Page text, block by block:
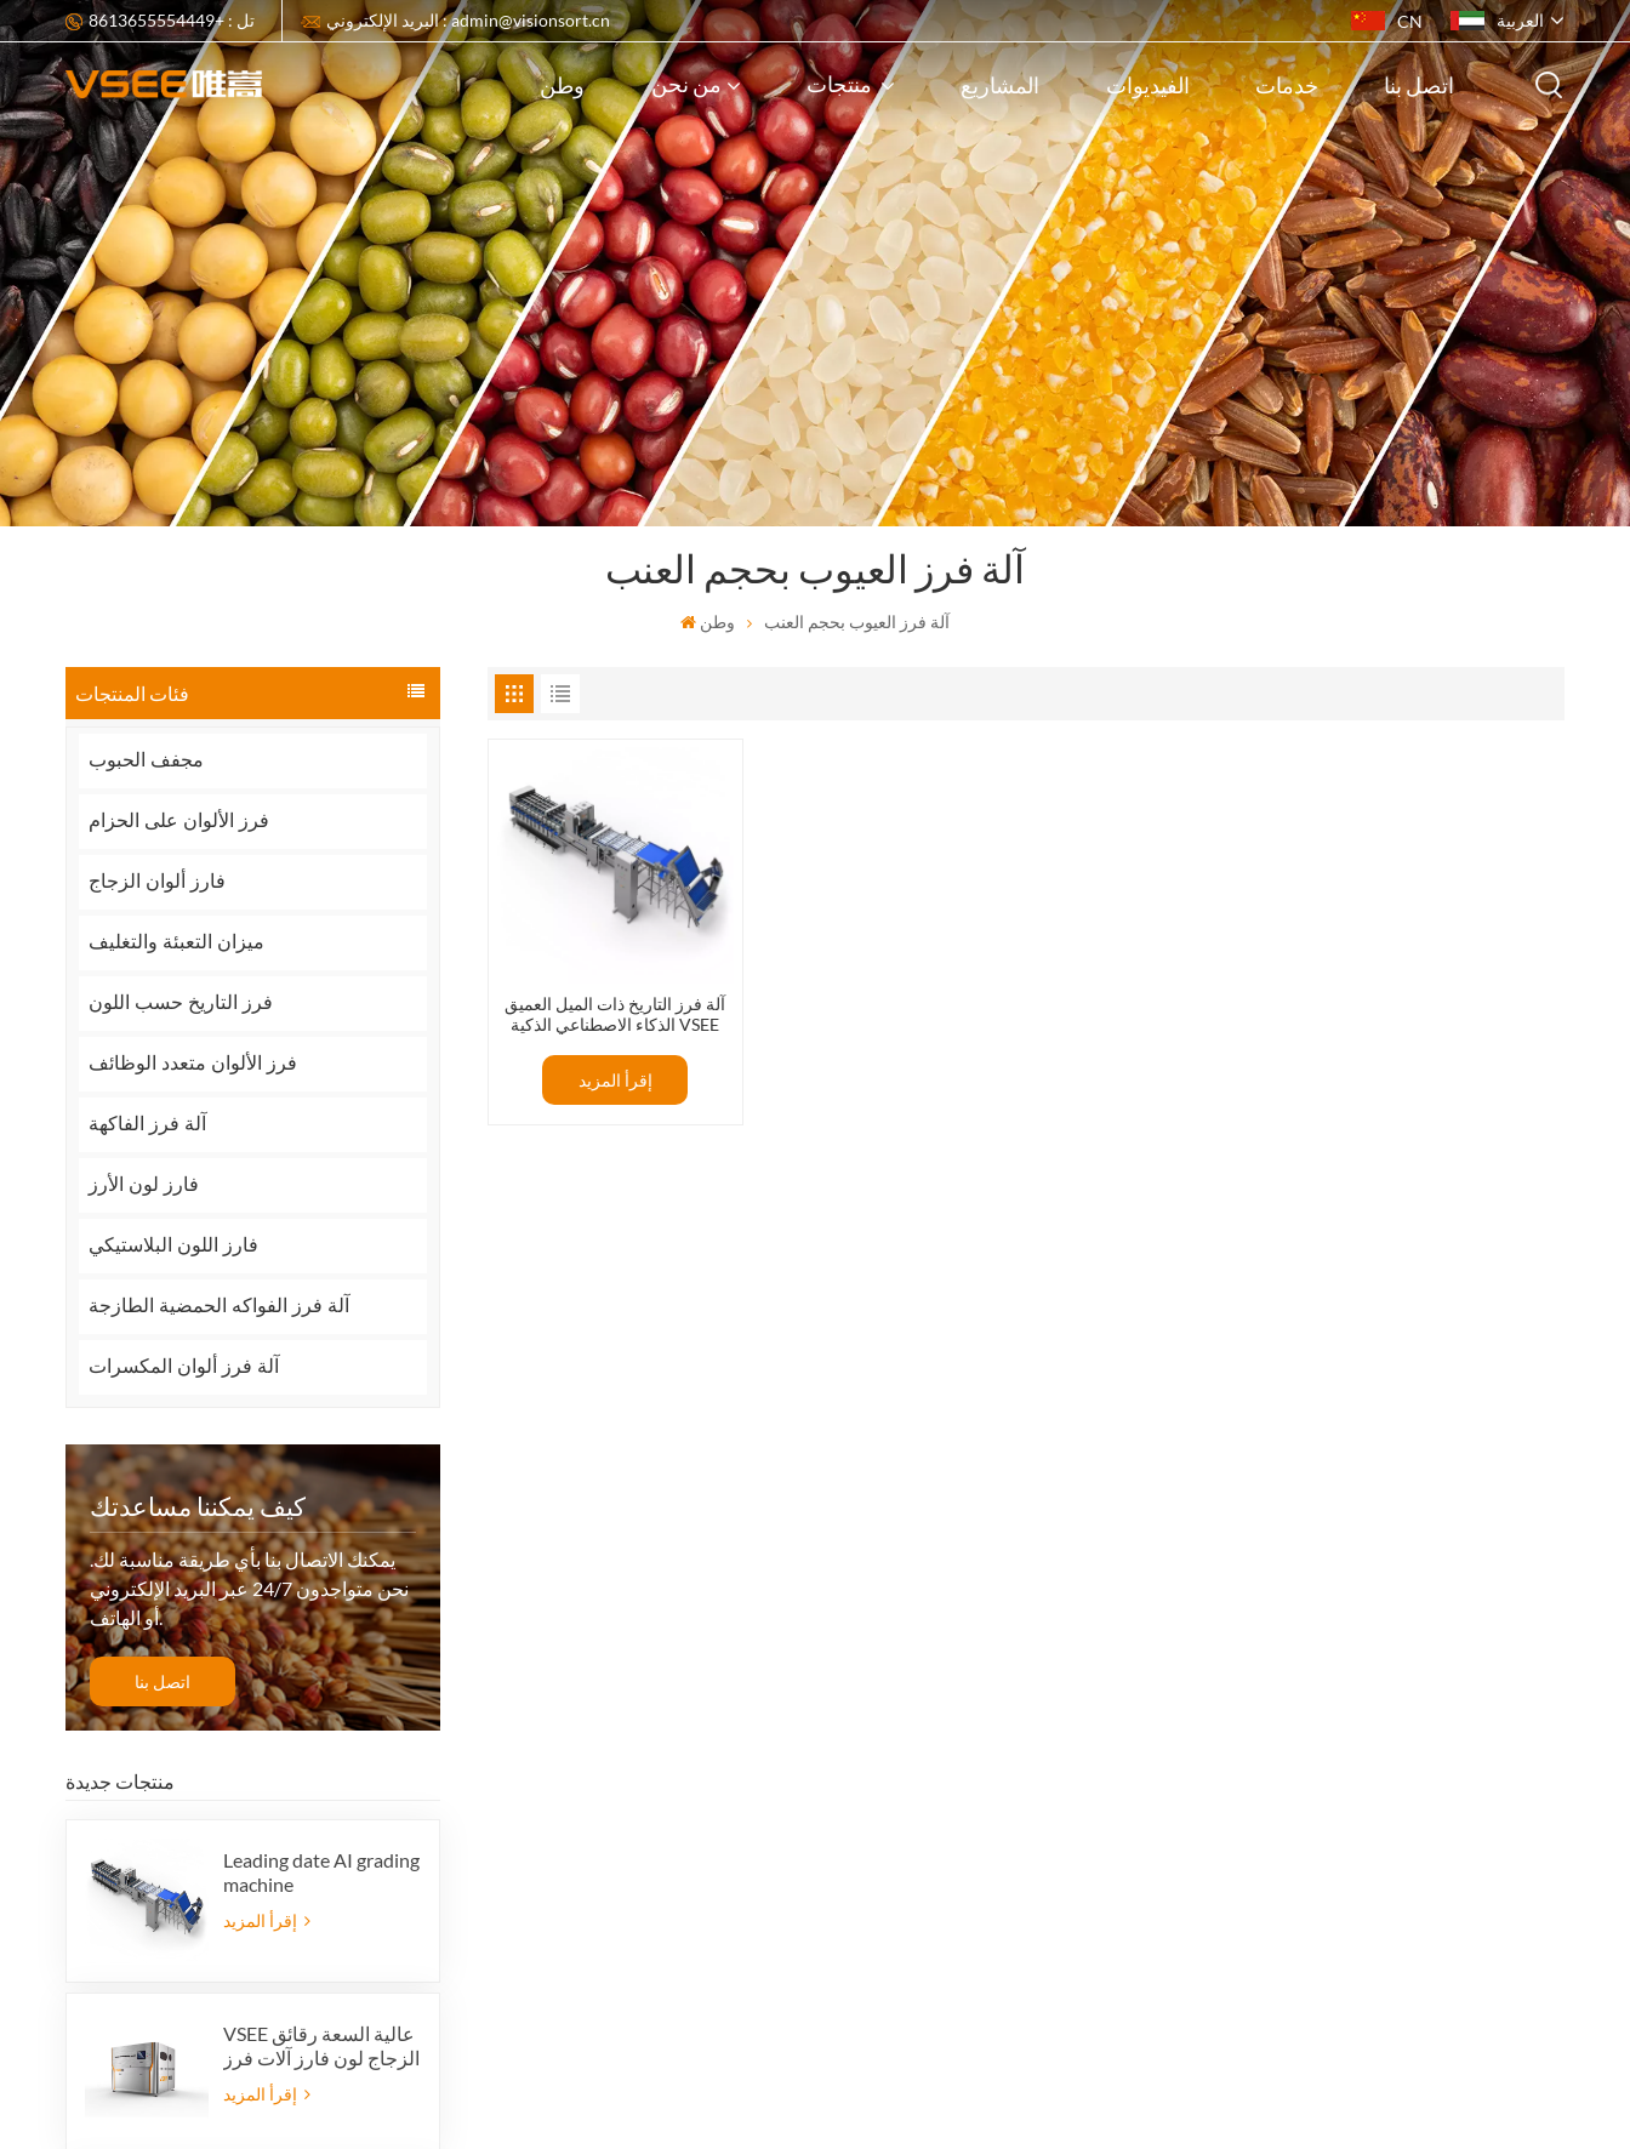
تل : +8613655554449 البريد الإلكتروني : admin@visionsort.cn CN العربية
English
français
русский
español
português
ไทย
Indonesia
Tiếng việt
وطن من نحن منتجات المشاريع الفيديوات خدمات اتصل بنا
آلة فرز العيوب بحجم العنب
وطن آلة فرز العيوب بحجم العنب
فئات المنتجات
مجفف الحبوب
فرز الألوان على الحزام
فارز ألوان الزجاج
ميزان التعبئة والتغليف
فرز التاريخ حسب اللون
فرز الألوان متعدد الوظائف
آلة فرز الفاكهة
فارز لون الأرز
فارز اللون البلاستيكي
آلة فرز الفواكه الحمضية الطازجة
آلة فرز ألوان المكسرات
كيف يمكننا مساعدتك
يمكنك الاتصال بنا بأي طريقة مناسبة لك.
نحن متواجدون 24/7 عبر البريد الإلكتروني
أو الهاتف.
اتصل بنا
منتجات جديدة
Leading date AI grading
machine
VSEE عالية السعة رقائق
الزجاج لون فارز آلات فرز
الألوان الزجاجية الملونة
لإنتاج إعادة تدوير الزجاج
آلة فرز التاريخ ذات الميل العميق
الذكاء الاصطناعي الذكية VSEE
إقرأ المزيد